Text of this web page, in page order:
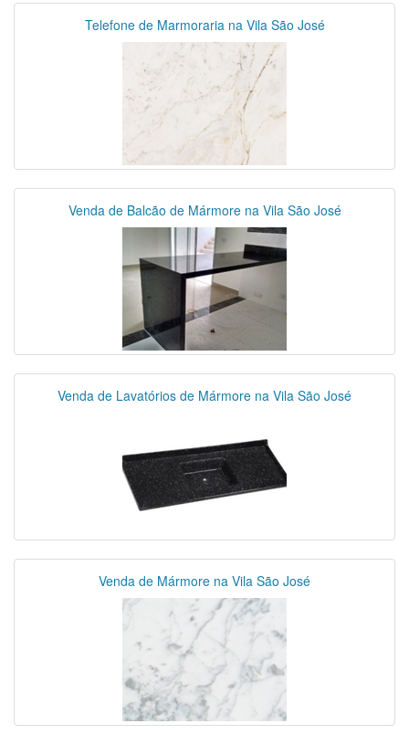
Telefone de Marmoraria na Vila São José
Venda de Balcão de Mármore na Vila São José
Venda de Lavatórios de Mármore na Vila São José
Venda de Mármore na Vila São José